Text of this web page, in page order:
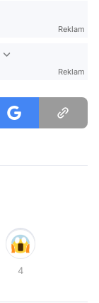
Reklam
Reklam
4